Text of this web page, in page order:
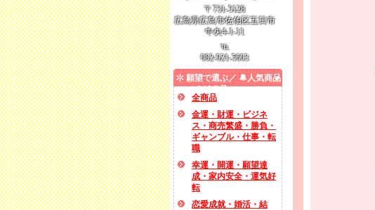
〒731-5128
広島県広島市佐伯区五日市
中央4-1-11
℡
082-921-5603
願望で選ぶ／ 🔔人気商品
／ SALE品
全商品
金運・財運・ビジネ
ス・商売繁盛・勝負・
ギャンブル・仕事・転
職
幸運・開運・願望達
成・家内安全・運気好
転
恋愛成就・婚活・結